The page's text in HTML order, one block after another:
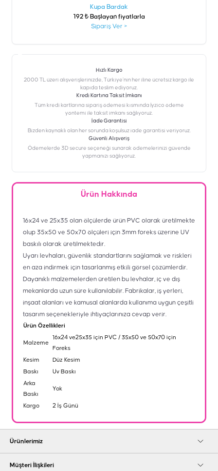
Kupa Bardak
192 ₺ Başlayan fiyatlarla
Sipariş Ver >
Hızlı Kargo
2000 TL üzeri alışverişlerinizde, Türkiye’nin her iline ücretsiz kargo ile
kapıda teslim ediyoruz.
Kredi Kartına Taksit İmkanı
‎Tüm kredi kartlarına sipariş ödemesi kısmında İyzico ödeme
yöntemi ile taksit imkanı sağlıyoruz.
İade Garantisi
Bizden kaynaklı olan her sorunda koşulsuz iade garantisi veriyoruz.
Güvenli Alışveriş
Ödemelerde 3D secure seçeneği sunarak ödemelerinizi güvende
yapmanızı sağlıyoruz.
Ürün Hakkında
16x24 ve 25x35 olan ölçülerde ürün PVC olarak üretilmekte
olup 35x50 ve 50x70 ölçüleri için 3mm foreks üzerine UV
baskılı olarak üretilmektedir.
Uyarı levhaları, güvenlik standartlarını sağlamak ve riskleri
en aza indirmek için tasarlanmış etkili görsel çözümlerdir.
Dayanıklı malzemelerden üretilen bu levhalar, iç ve dış
mekanlarda uzun süre kullanılabilir. Fabrikalar, iş yerleri,
inşaat alanları ve kamusal alanlarda kullanıma uygun çeşitli
tasarım seçenekleriyle ihtiyaçlarınıza cevap verir.
Ürün Özellikleri
Malzeme
16x24 ve25x35 için PVC / 35x50 ve 50x70 için
Foreks
Kesim
Düz Kesim
Baskı
Uv Baskı
Arka
Baskı
Yok
Kargo 2 İş Günü
Ürünlerimiz
Müşteri İlişkileri